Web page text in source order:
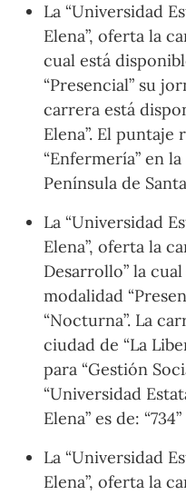
La “Universidad
Elena”, oferta la
cual está
“Presencial” su
carrera está
Elena”. El
“Enfermería” en
Península de
La “Universidad
Elena”, oferta la
Desarrollo” la
modalidad
“Nocturna”. La
ciudad de “La
para “Gestión
“Universidad
Elena” es de: “734”
La “Universidad
Elena”, oferta la